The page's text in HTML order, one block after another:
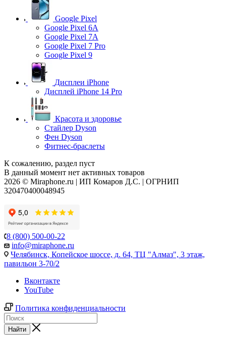
Google Pixel
Google Pixel 6A
Google Pixel 7А
Google Pixel 7 Pro
Google Pixel 9
Дисплеи iPhone
Дисплей iPhone 14 Pro
Красота и здоровье
Стайлер Dyson
Фен Dyson
Фитнес-браслеты
К сожалению, раздел пуст
В данный момент нет активных товаров
2026 © Miraphone.ru | ИП Комаров Д.С. | ОГРНИП
320470400048945
8 (800) 500-00-22
info@miraphone.ru
Челябинск, Копейское шоссе, д. 64, ТЦ "Алмаз", 3 этаж,
павильон 3-70/2
Вконтакте
YouTube
Политика конфиденциальности
Найти